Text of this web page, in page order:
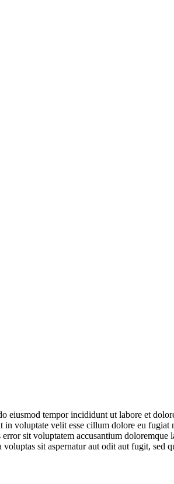
eiusmod tempor incididunt ut labore et
voluptate velit esse cillum dolore eu
sit voluptatem accusantium
sit aspernatur aut odit aut fugit,